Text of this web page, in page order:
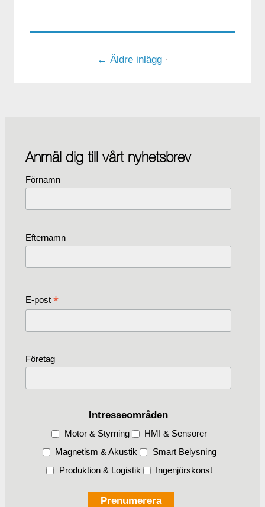
← Äldre inlägg·
Anmäl dig till vårt nyhetsbrev
Förnamn
Efternamn
E-post *
Företag
Intresseområden
Motor & Styrning
HMI & Sensorer
Magnetism & Akustik
Smart Belysning
Produktion & Logistik
Ingenjörskonst